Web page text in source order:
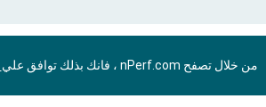
من خلال تصفح nPerf.com ، فانك بذلك توافق علي